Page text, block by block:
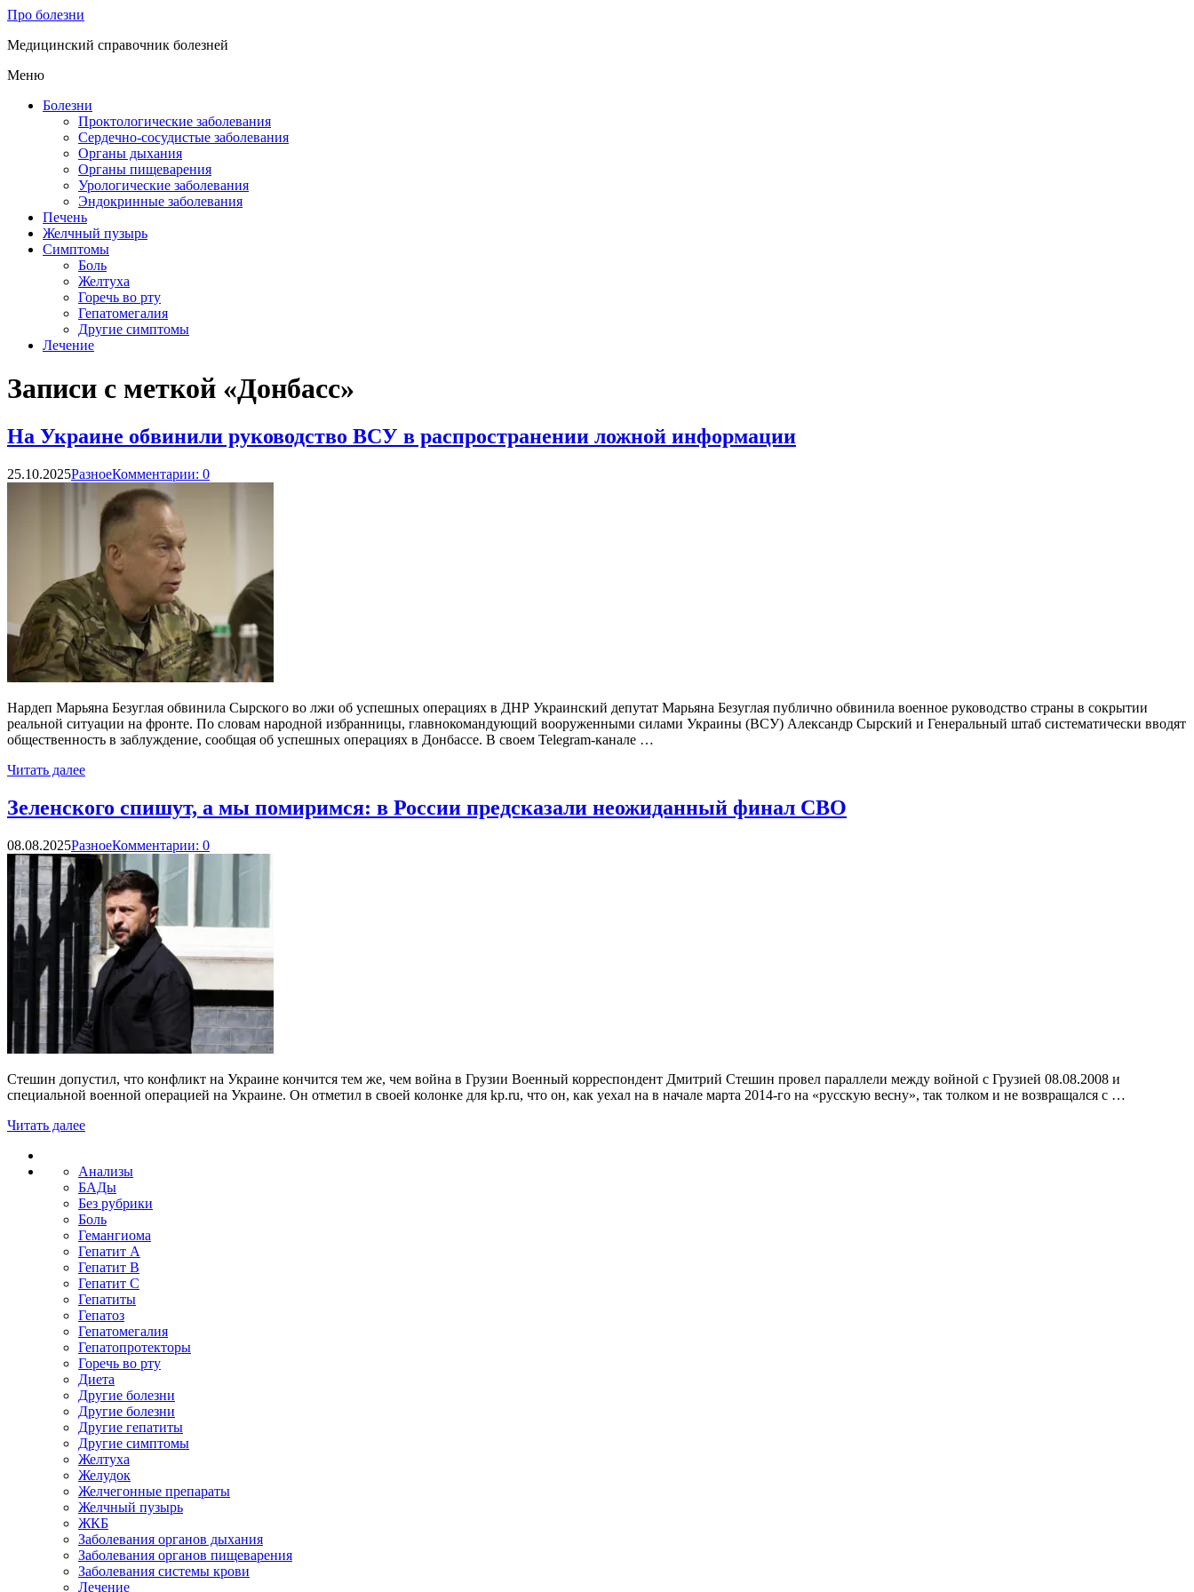
Про болезни
Медицинский справочник болезней
Меню
Болезни
Проктологические заболевания
Сердечно-сосудистые заболевания
Органы дыхания
Органы пищеварения
Урологические заболевания
Эндокринные заболевания
Печень
Желчный пузырь
Симптомы
Боль
Желтуха
Горечь во рту
Гепатомегалия
Другие симптомы
Лечение
Записи с меткой «Донбасс»
На Украине обвинили руководство ВСУ в распространении ложной информации
25.10.2025РазноеКомментарии: 0
Нардеп Марьяна Безуглая обвинила Сырского во лжи об успешных операциях в ДНР Украинский депутат Марьяна Безуглая публично обвинила военное руководство страны в сокрытии
реальной ситуации на фронте. По словам народной избранницы, главнокомандующий вооруженными силами Украины (ВСУ) Александр Сырский и Генеральный штаб систематически вводят
общественность в заблуждение, сообщая об успешных операциях в Донбассе. В своем Telegram-канале …
Читать далее
Зеленского спишут, а мы помиримся: в России предсказали неожиданный финал СВО
08.08.2025РазноеКомментарии: 0
Стешин допустил, что конфликт на Украине кончится тем же, чем война в Грузии Военный корреспондент Дмитрий Стешин провел параллели между войной с Грузией 08.08.2008 и
специальной военной операцией на Украине. Он отметил в своей колонке для kp.ru, что он, как уехал на в начале марта 2014-го на «русскую весну», так толком и не возвращался с …
Читать далее
Анализы
БАДы
Без рубрики
Боль
Гемангиома
Гепатит A
Гепатит B
Гепатит C
Гепатиты
Гепатоз
Гепатомегалия
Гепатопротекторы
Горечь во рту
Диета
Другие болезни
Другие болезни
Другие гепатиты
Другие симптомы
Желтуха
Желудок
Желчегонные препараты
Желчный пузырь
ЖКБ
Заболевания органов дыхания
Заболевания органов пищеварения
Заболевания системы крови
Лечение